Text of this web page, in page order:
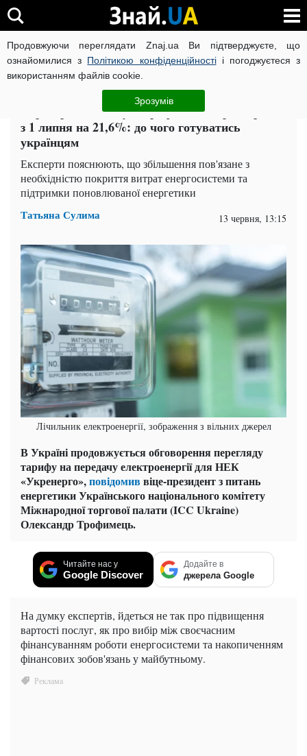
Продовжуючи переглядати Znaj.ua Ви підтверджуєте, що
ознайомилися з Політикою конфіденційностіі погоджуєтеся з
використанням файлів cookie.
Зрозумів
ВІЙНА РОСІЇ ПРОТИ УКРАЇНИ КОРОНАВІРУС В УКРАЇНІ
ЧИТАТЬ НА РУССКОМ
Укренерго підвищує тариф на електроенергію
з 1 липня на 21,6%: до чого готуватись
українцям
Експерти пояснюють, що збільшення пов'язане з
необхідністю покриття витрат енергосистеми та
підтримки поновлюваної енергетики
Татьяна Сулима 13 червня, 13:15
Лічильник електроенергії, зображення з вільних джерел
В Україні продовжується обговорення перегляду
тарифу на передачу електроенергії для НЕК
«Укренерго»,повідомиввіце-президент з питань
енергетики Українського національного комітету
Міжнародної торгової палати (ICC Ukraine)
Олександр Трофимець.
Читайте нас у
Google Discover
Додайте в
джерела Google
На думку експертів, йдеться не так про підвищення
вартості послуг, як про вибір між своєчасним
фінансуванням роботи енергосистеми та накопиченням
фінансових зобов'язань у майбутньому.